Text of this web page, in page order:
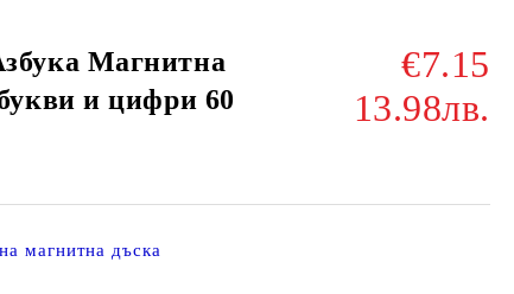
Магнитна
и цифри 60
€7.15
13.98лв.
магнитна дъска